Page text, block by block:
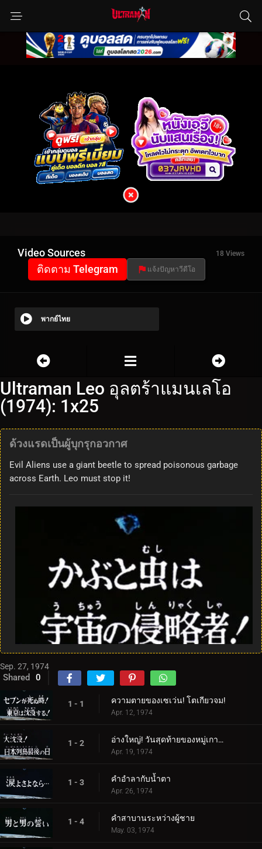
Video Sources 18 Views
ติดตาม Telegram แจ้งปัญหาวีดีโอ
พากย์ไทย
Ultraman Leo อุลตร้าแมนเลโอ
(1974): 1x25
ด้วงแรดเป็นผู้บุกรุกอวกาศ
Evil Aliens use a giant beetle to spread poisonous garbage
across Earth. Leo must stop it!
Sep. 27, 1974
Shared 0
1 - 1 ความตายของเซเว่น! โตเกียวจม!
Apr. 12, 1974
1 - 2 อ่างใหญ่! วันสุดท้ายของหมู่เกาะญี่ปุ่น
Apr. 19, 1974
1 - 3 คำอำลากับน้ำตา
Apr. 26, 1974
1 - 4 คำสาบานระหว่างผู้ชาย
May. 03, 1974